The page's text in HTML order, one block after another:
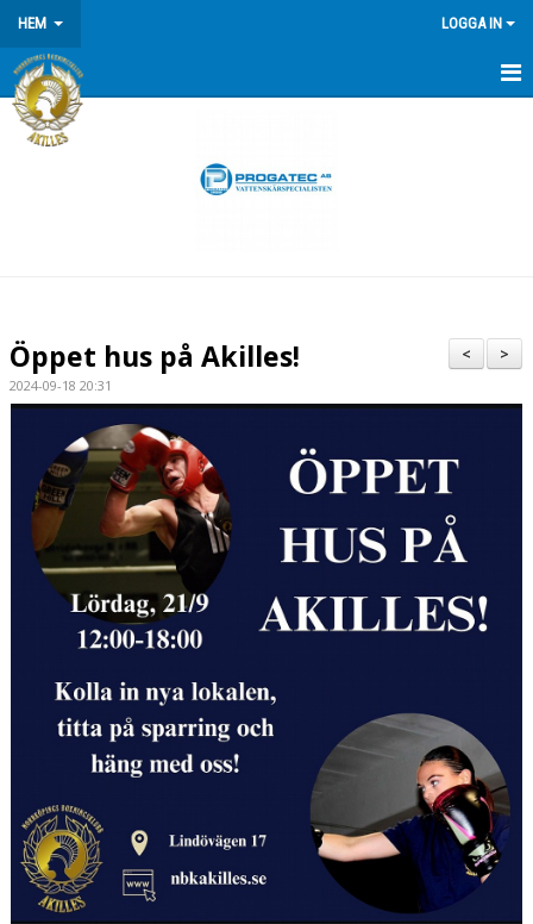
HEM LOGGA IN
HEM
>
<
Öppet hus på Akilles!
2024-09-18 20:31